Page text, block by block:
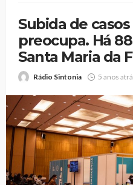
Subida de casos
preocupa. Há
Santa Maria da
Rádio Sintonia 5 anos